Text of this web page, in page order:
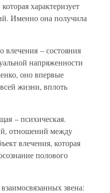
характеризует
Именно она получила
– состояния
напряженности
оно впервые
жизни, вплоть
– психическая.
отношений между
влечения, которая
полового
звена: